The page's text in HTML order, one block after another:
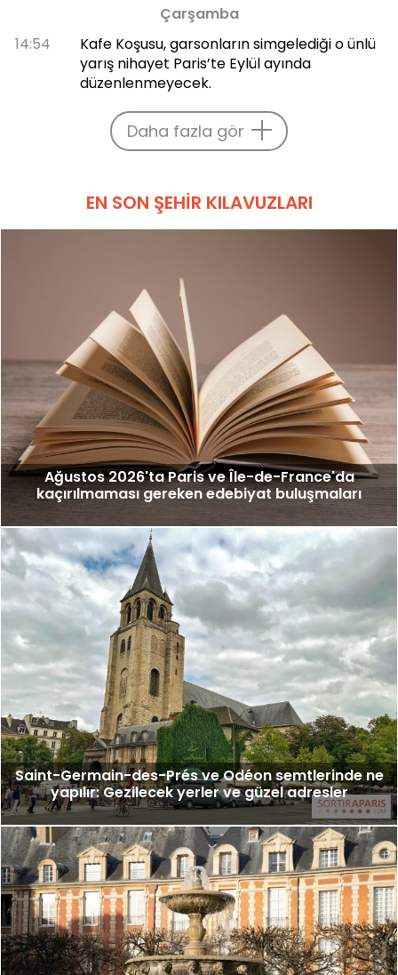
Çarşamba
14:54
Kafe Koşusu, garsonların simgelediği o ünlü
yarış nihayet Paris’te Eylül ayında
düzenlenmeyecek.
Daha fazla gör
EN SON ŞEHIR KILAVUZLARI
Ağustos 2026'ta Paris ve Île-de-France'da
kaçırılmaması gereken edebiyat buluşmaları
Saint-Germain-des-Prés ve Odéon semtlerinde ne
yapılır: Gezilecek yerler ve güzel adresler